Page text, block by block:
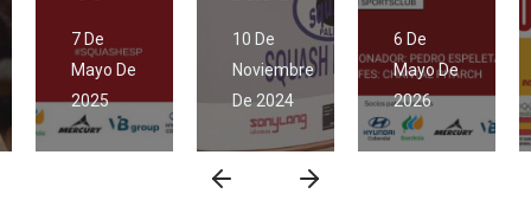
7 De
Mayo De
2025
10 De
Noviembre
De 2024
6 De
Mayo De
2026